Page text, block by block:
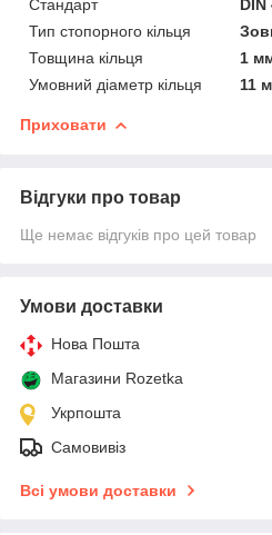
Стандарт
DIN
Тип стопорного кільця
Товщина кільця
1
Умовний діаметр кільця
11
Приховати
Відгуки про товар
Ще немає відгуків про цей товар
Умови доставки
Нова Пошта
Магазини Rozetka
Укрпошта
Самовивіз
Всі умови доставки